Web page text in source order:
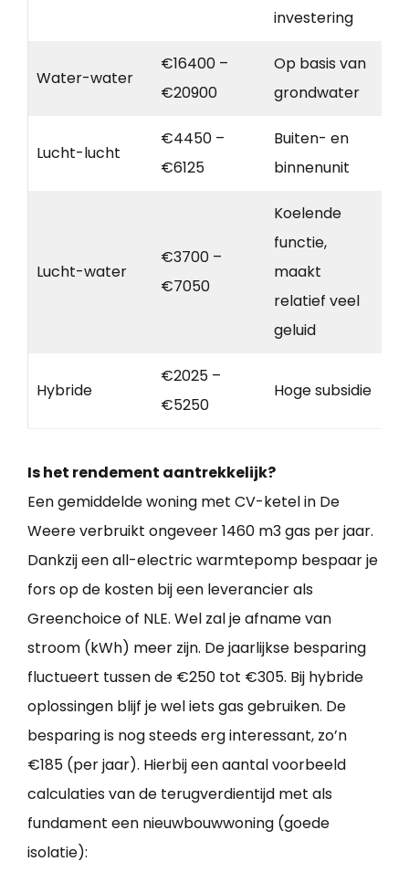
investering
Water-water
€16400 –
€20900
Op basis van
grondwater
Lucht-lucht
€4450 –
€6125
Buiten- en
binnenunit
Lucht-water
€3700 –
€7050
Koelende
functie,
maakt
relatief veel
geluid
Hybride
€2025 –
€5250
Hoge subsidie
Is het rendement aantrekkelijk?
Een gemiddelde woning met CV-ketel in De
Weere verbruikt ongeveer 1460 m3 gas per jaar.
Dankzij een all-electric warmtepomp bespaar je
fors op de kosten bij een leverancier als
Greenchoice of NLE. Wel zal je afname van
stroom (kWh) meer zijn. De jaarlijkse besparing
fluctueert tussen de €250 tot €305. Bij hybride
oplossingen blijf je wel iets gas gebruiken. De
besparing is nog steeds erg interessant, zo’n
€185 (per jaar). Hierbij een aantal voorbeeld
calculaties van de terugverdientijd met als
fundament een nieuwbouwwoning (goede
isolatie):